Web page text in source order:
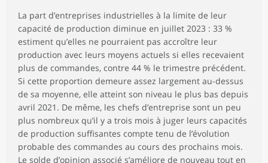
La part d’entreprises industrielles à la limite de leur
capacité de production diminue en juillet 2023 : 33 %
estiment qu’elles ne pourraient pas accroître leur
production avec leurs moyens actuels si elles recevaient
plus de commandes, contre 44 % le trimestre précédent.
Si cette proportion demeure assez largement au-dessus
de sa moyenne, elle atteint son niveau le plus bas depuis
avril 2021. De même, les chefs d’entreprise sont un peu
plus nombreux qu’il y a trois mois à juger leurs capacités
de production suffisantes compte tenu de l’évolution
probable des commandes au cours des prochains mois.
Le solde d’opinion associé s’améliore de nouveau tout en